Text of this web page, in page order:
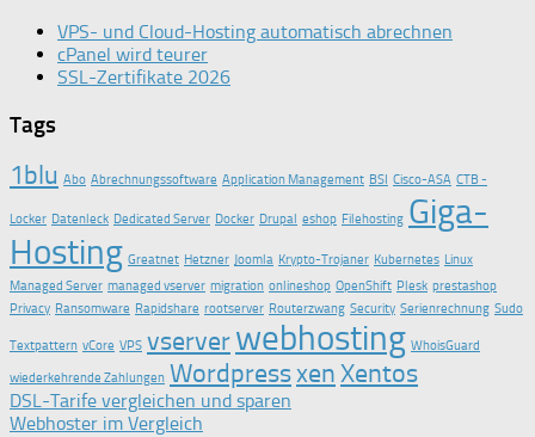
VPS- und Cloud-Hosting automatisch abrechnen
cPanel wird teurer
SSL-Zertifikate 2026
Tags
1blu Abo Abrechnungssoftware Application Management BSI Cisco-ASA CTB -
Locker Datenleck Dedicated Server Docker Drupal eshop Filehosting Giga-
Hosting Greatnet Hetzner Joomla Krypto-Trojaner Kubernetes Linux
Managed Server managed vserver migration onlineshop OpenShift Plesk prestashop
Privacy Ransomware Rapidshare rootserver Routerzwang Security Serienrechnung Sudo
Textpattern vCore VPS vserverwebhosting WhoisGuard
wiederkehrende Zahlungen WordpressxenXentos
DSL-Tarife vergleichen und sparen
Webhoster im Vergleich